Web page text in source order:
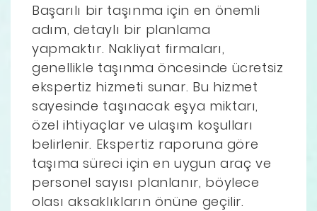
Başarılı bir taşınma için en önemli
adım, detaylı bir planlama
yapmaktır. Nakliyat firmaları,
genellikle taşınma öncesinde ücretsiz
ekspertiz hizmeti sunar. Bu hizmet
sayesinde taşınacak eşya miktarı,
özel ihtiyaçlar ve ulaşım koşulları
belirlenir. Ekspertiz raporuna göre
taşıma süreci için en uygun araç ve
personel sayısı planlanır, böylece
olası aksaklıkların önüne geçilir.